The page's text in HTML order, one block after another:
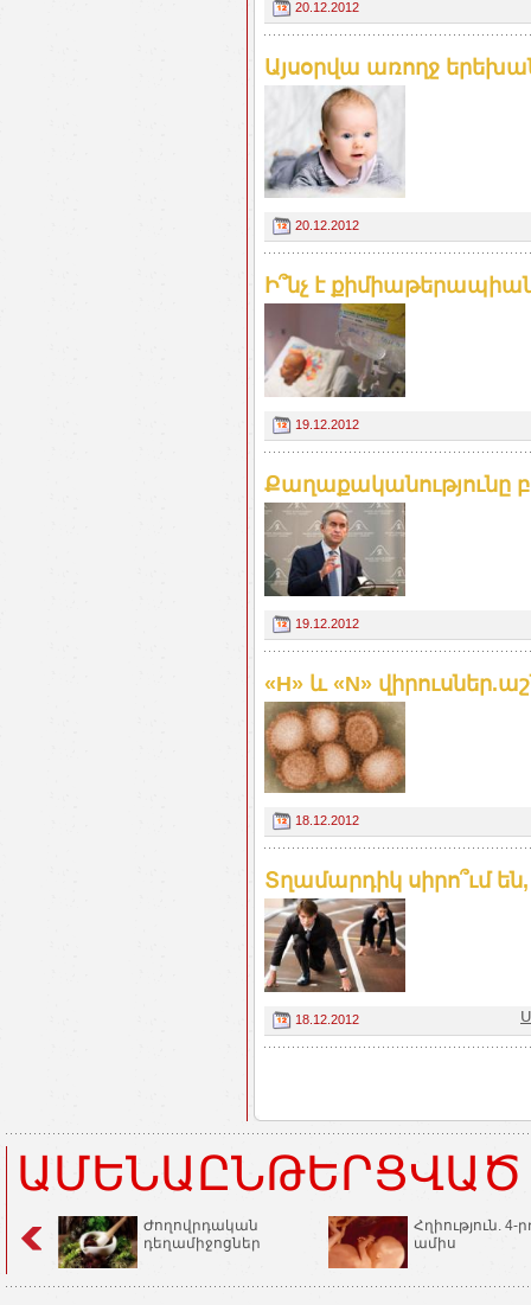
20.12.2012
Այսօրվա առողջ
20.12.2012
Ի՞նչ է
19.12.2012
Քաղաքականությունը
19.12.2012
«H» և «N»
18.12.2012
Տղամարդիկ սիրո՞ւմ
18.12.2012
Ժողովրդական
դեղամիջոցներ
Հղիություն. 4-
ամիս